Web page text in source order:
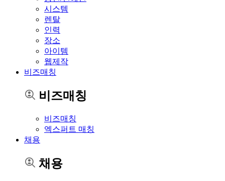
시스템
렌탈
인력
장소
아이템
웹제작
비즈매칭
비즈매칭
비즈매칭
엑스퍼트 매칭
채용
채용